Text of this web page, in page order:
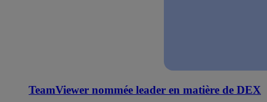
TeamViewer nommée leader en matière de DEX